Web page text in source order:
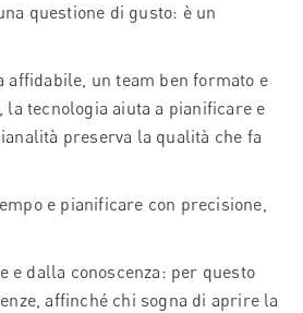
questione di gusto: è un
affidabile, un team ben formato e
la tecnologia aiuta a pianificare e
preserva la qualità che fa
e pianificare con precisione,
e dalla conoscenza: per questo
affinché chi sogna di aprire la